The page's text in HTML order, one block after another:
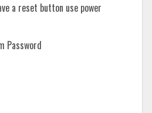
a reset button use power
Password